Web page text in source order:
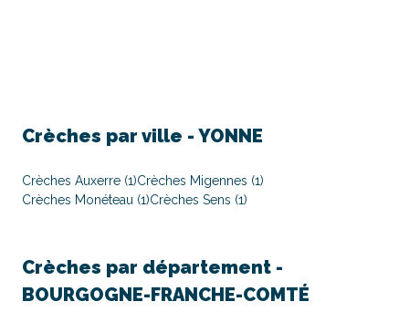
Crèches par ville - YONNE
Crèches Auxerre (1)Crèches Migennes (1)
Crèches Monéteau (1)Crèches Sens (1)
Crèches par département -
BOURGOGNE-FRANCHE-COMTÉ